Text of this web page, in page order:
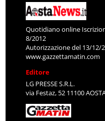
Quotidiano online
8/2012
Autorizzazione del 13/12/
www.gazzettamatin.com
Editore
LG PRESSE S.R.L.
via Festaz, 52 11100